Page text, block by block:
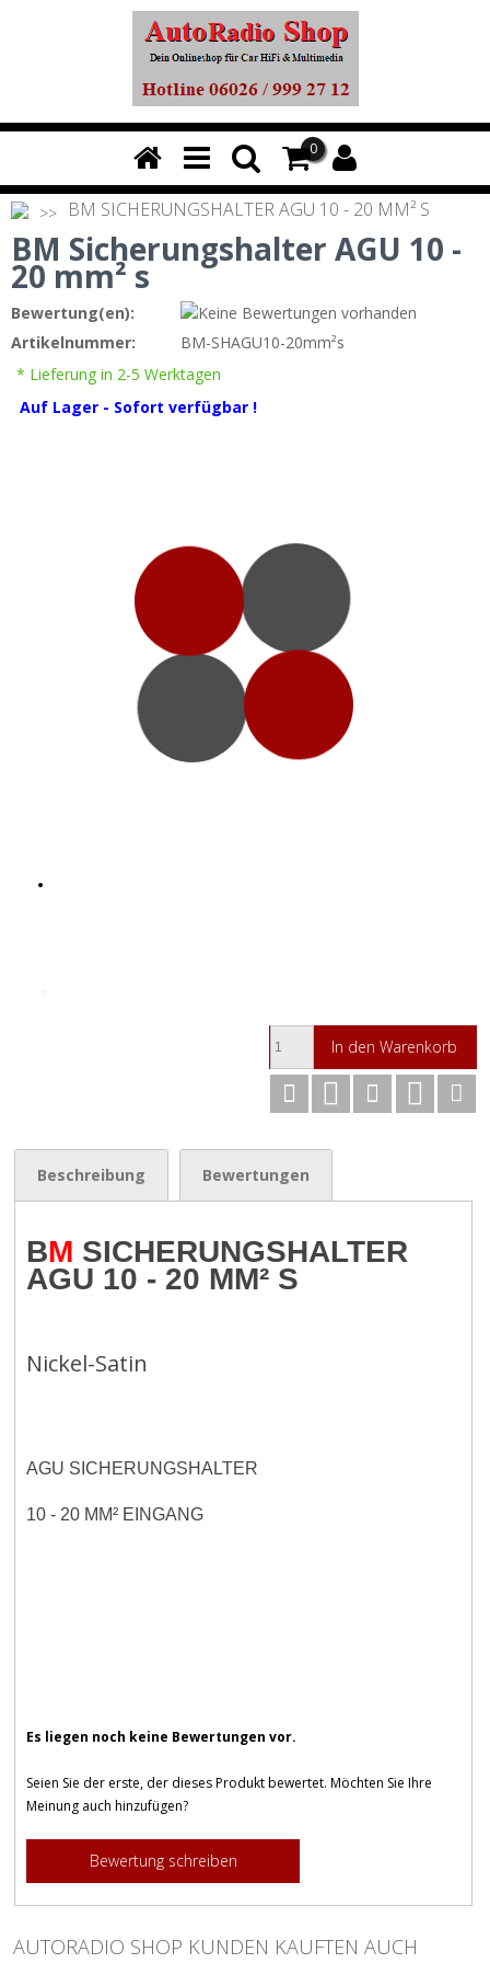
0
BM SICHERUNGSHALTER AGU 10 - 20 MM² S
BM Sicherungshalter AGU 10 -
20 mm² s
Bewertung(en):
Artikelnummer:
BM-SHAGU10-20mm²s
* Lieferung in 2-5 Werktagen
Auf Lager - Sofort verfügbar !
In den Warenkorb
Beschreibung Bewertungen
BM SICHERUNGSHALTER
AGU 10 - 20 MM² S
Nickel-Satin
AGU SICHERUNGSHALTER
10 - 20 MM² EINGANG
Es liegen noch keine Bewertungen vor.
Seien Sie der erste, der dieses Produkt bewertet. Möchten Sie Ihre
Meinung auch hinzufügen?
Bewertung schreiben
AUTORADIO SHOP KUNDEN KAUFTEN AUCH